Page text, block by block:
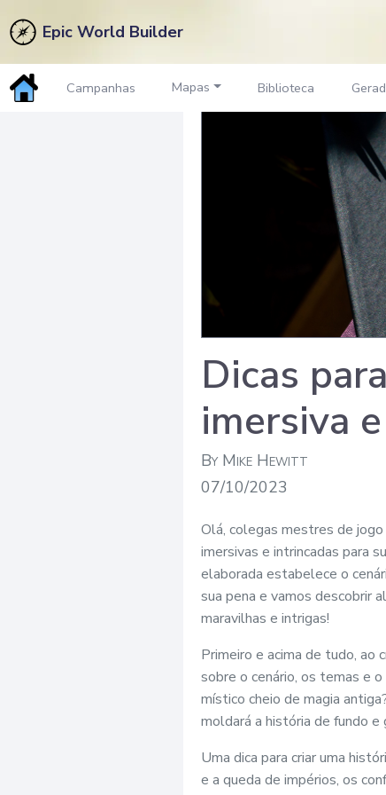
Epic World Builder
Campanhas Mapas Biblioteca
Dicas
imersiva
By Mike Hewitt
07/10/2023
Olá, colegas mestres de
imersivas e intrincadas para
elaborada estabelece o
sua pena e vamos descobrir
maravilhas e intrigas!
Primeiro e acima de tudo, ao
sobre o cenário, os temas e
místico cheio de magia
moldará a história de fundo e
Uma dica para criar uma
e a queda de impérios, os